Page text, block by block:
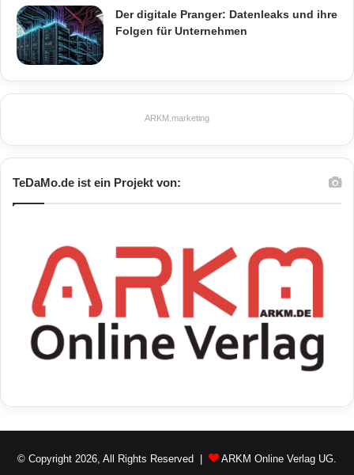
Der digitale Pranger: Datenleaks und ihre
Folgen für Unternehmen
ARKM.marketing
TeDaMo.de ist ein Projekt von:
© Copyright 2026, All Rights Reserved | ARKM Online Verlag UG.